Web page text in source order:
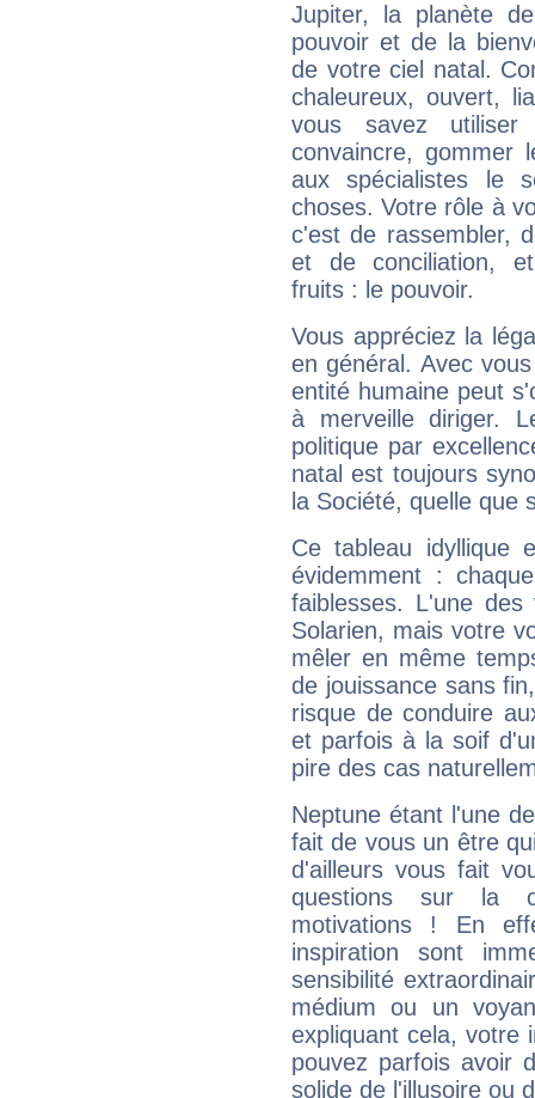
Jupiter, la planète
pouvoir et de la
de votre ciel natal.
chaleureux, ouvert,
vous savez
convaincre, gommer
aux spécialistes le
choses. Votre rôle à
c'est de rassembler,
et de conciliation,
fruits : le pouvoir.
Vous appréciez la
en général. Avec
entité humaine peut
à merveille diriger.
politique par
natal est toujours
la Société, quelle que
Ce tableau idyllique
évidemment :
faiblesses. L'une
Solarien, mais votre
mêler en même
de jouissance sans
risque de conduire
et parfois à la soif
pire des cas
Neptune étant l'une
fait de vous un être
d'ailleurs vous fait
questions sur la
motivations ! En
inspiration sont
sensibilité
médium ou un
expliquant cela, votre
pouvez parfois avoir
solide de l'illusoire ou